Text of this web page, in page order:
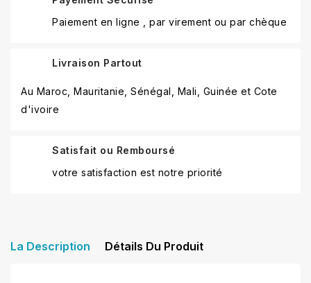
Paiement en ligne , par virement ou par chèque
Livraison Partout
Au Maroc, Mauritanie, Sénégal, Mali, Guinée et Cote
d'ivoire
Satisfait ou Remboursé
votre satisfaction est notre priorité
La Description Détails Du Produit